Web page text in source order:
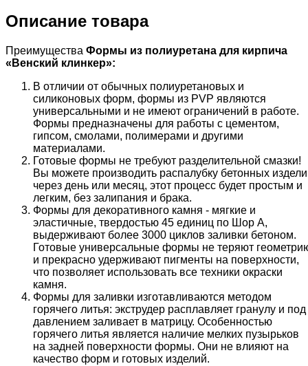
Описание товара
Преимущества Формы из полиуретана для кирпича
« Венский клинкер»:
В отличии от обычных полиуретановых и
силиконовых форм, формы из PVP являются
универсальными и не имеют ограничений в работе.
Формы предназначены для работы с цементом,
гипсом, смолами, полимерами и другими
материалами.
Готовые формы не требуют разделительной смазки!
Вы можете производить распалубку бетонных
через день или месяц, этот процесс будет простым и
легким, без залипания и брака.
Формы для декоративного камня - мягкие и
эластичные, твердостью 45 единиц по Шор А,
выдерживают более 3000 циклов заливки бетоном.
Готовые универсальные формы не теряют
и прекрасно удерживают пигменты на поверхности,
что позволяет использовать все техники окраски
камня.
Формы для заливки изготавливаются методом
горячего литья: экструдер расплавляет гранулу и под
давлением заливает в матрицу. Особенностью
горячего литья является наличие мелких пузырьков
на задней поверхности формы. Они не влияют на
качество форм и готовых изделий.